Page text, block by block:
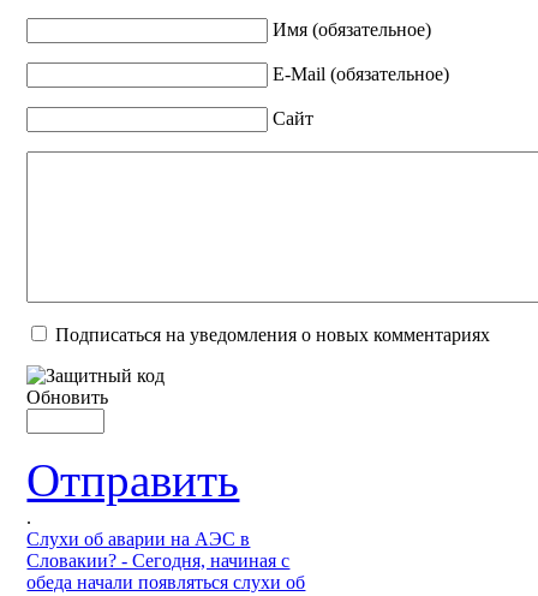
Имя (обязательное)
E-Mail (обязательное)
Сайт
Подписаться на уведомления о новых комментариях
Обновить
Отправить
.
Слухи об аварии на АЭС в
Словакии? - Сегодня, начиная с
обеда начали появляться слухи об